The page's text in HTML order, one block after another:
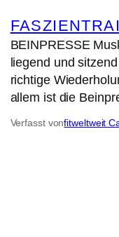
BEINPRESSE
liegend und
richtige
allem ist die
Verfasst vonfitweltweit